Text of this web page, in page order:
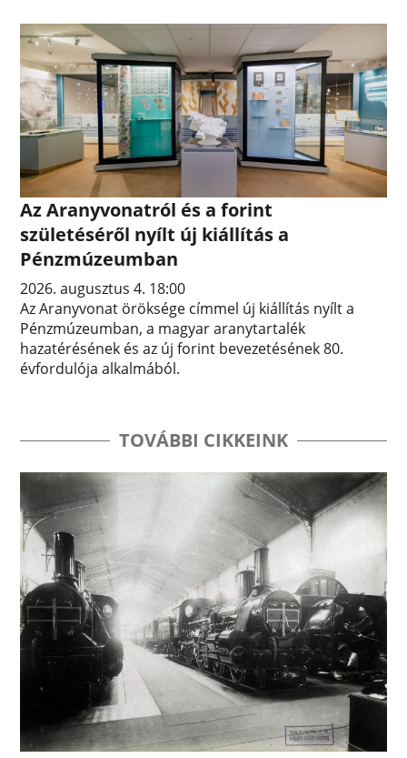
Az Aranyvonatról és a forint
születéséről nyílt új kiállítás a
Pénzmúzeumban
2026. augusztus 4. 18:00
Az Aranyvonat öröksége címmel új kiállítás nyílt a
Pénzmúzeumban, a magyar aranytartalék
hazatérésének és az új forint bevezetésének 80.
évfordulója alkalmából.
TOVÁBBI CIKKEINK